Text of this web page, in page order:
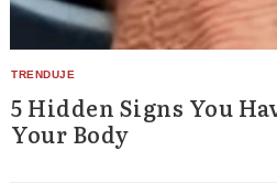
5 Hidden Signs You
Your Body